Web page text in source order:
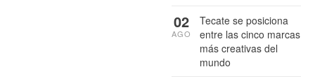
Tecate se posiciona
entre las cinco marcas
más creativas del
mundo
02
AGO